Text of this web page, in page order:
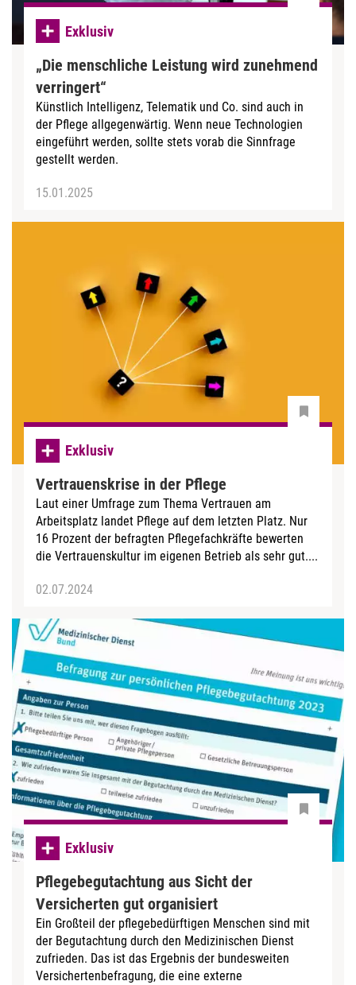
Exklusiv
„Die menschliche Leistung wird zunehmend
verringert“
Künstlich Intelligenz, Telematik und Co. sind auch in
der Pflege allgegenwärtig. Wenn neue Technologien
eingeführt werden, sollte stets vorab die Sinnfrage
gestellt werden.
15.01.2025
Exklusiv
Vertrauenskrise in der Pflege
Laut einer Umfrage zum Thema Vertrauen am
Arbeitsplatz landet Pflege auf dem letzten Platz. Nur
16 Prozent der befragten Pflegefachkräfte bewerten
die Vertrauenskultur im eigenen Betrieb als sehr gut....
02.07.2024
Exklusiv
Pflegebegutachtung aus Sicht der
Versicherten gut organisiert
Ein Großteil der pflegebedürftigen Menschen sind mit
der Begutachtung durch den Medizinischen Dienst
zufrieden. Das ist das Ergebnis der bundesweiten
Versichertenbefragung, die eine externe